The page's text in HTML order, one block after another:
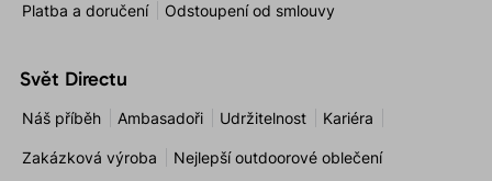
Platba a doručení Odstoupení od smlouvy
Svět Directu
Náš příběh Ambasadoři Udržitelnost Kariéra
Zakázková výroba Nejlepší outdoorové oblečení